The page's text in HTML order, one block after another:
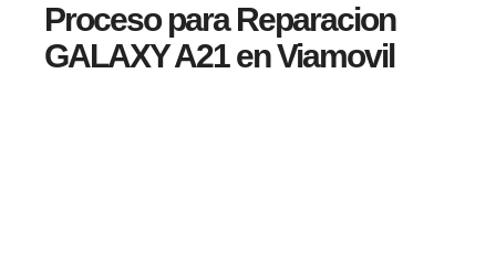
Proceso para Reparacion
GALAXY A21 en Viamovil